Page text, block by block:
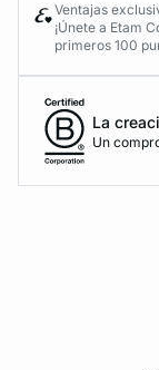
Ventajas
¡Únete a Etam
primeros 100
La
Un